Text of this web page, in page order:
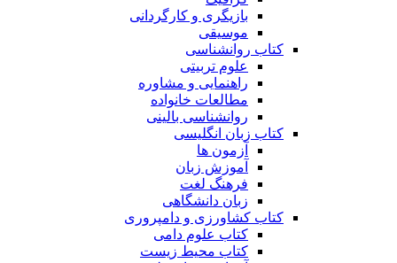
بازیگری و کارگردانی
موسیقی
کتاب روانشناسی
علوم تربیتی
راهنمایی و مشاوره
مطالعات خانواده
روانشناسی بالینی
کتاب زبان انگلیسی
آزمون ها
آموزش زبان
فرهنگ لغت
زبان دانشگاهی
کتاب کشاورزی و دامپروری
کتاب علوم دامی
کتاب محیط زیست